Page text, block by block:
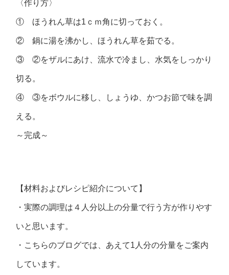
〈作り方〉
① ほうれん草は1ｃｍ角に切っておく。
② 鍋に湯を沸かし、ほうれん草を茹でる。
③ ②をザルにあけ、流水で冷まし、水気をしっかり
切る。
④ ③をボウルに移し、しょうゆ、かつお節で味を調
える。
～完成～
【材料およびレシピ紹介について】
・実際の調理は４人分以上の分量で行う方が作りやす
いと思います。
・こちらのブログでは、あえて1人分の分量をご案内
しています。